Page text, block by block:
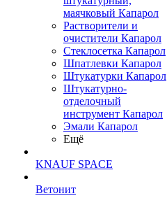
маячковый Капарол
Растворители и
очистители Капарол
Cтеклосетка Капарол
Шпатлевки Капарол
Штукатурки Капарол
Штукатурно-
отделочный
инструмент Капарол
Эмали Капарол
Ещё
KNAUF SPACE
Ветонит